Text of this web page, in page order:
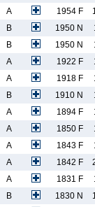
A 1954 F
B 1950 N
B 1950 N
A 1922 F
A 1918 F
B 1910 N
A 1894 F
A 1850 F
A 1843 F
A 1842 F
A 1831 F
B 1830 N